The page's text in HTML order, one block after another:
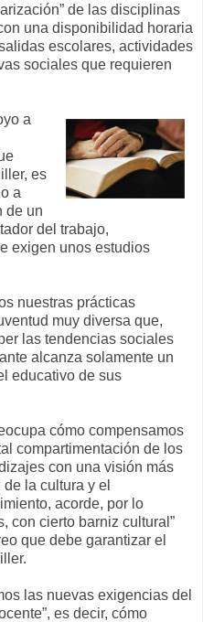
de las disciplinas
una disponibilidad horaria
escolares, actividades
sociales que requieren
a
es
a
de un
del trabajo,
exigen unos estudios
nuestras prácticas
muy diversa que,
las tendencias sociales
alcanza solamente un
educativo de sus
cómo compensamos
compartimentación de los
con una visión más
la cultura y el
acorde, por lo
con cierto barniz cultural”
que debe garantizar el
las nuevas exigencias del
es decir, cómo